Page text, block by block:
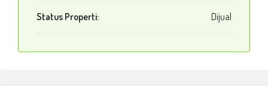
Status Properti: Dijual